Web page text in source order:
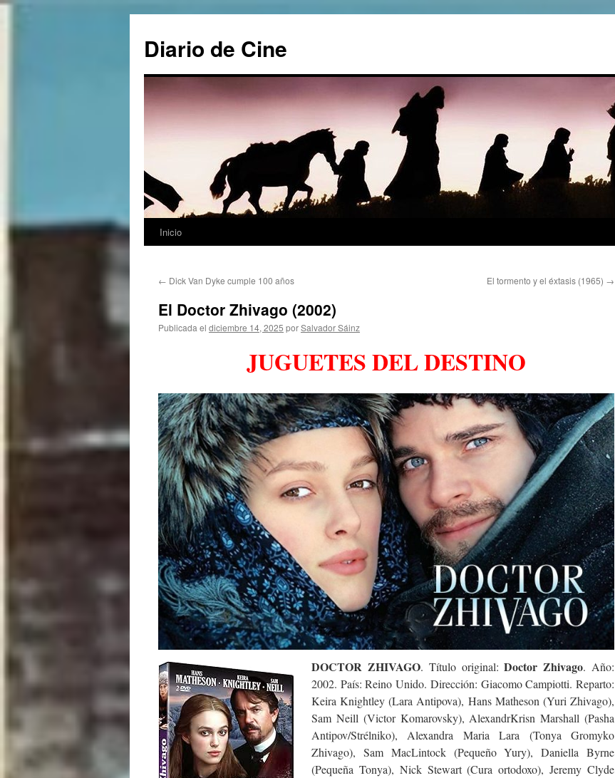
contenido
Diario de Cine
Inicio
← Dick Van Dyke cumple 100 años El tormento y el éxtasis (1965) →
El Doctor Zhivago (2002)
Publicada el diciembre 14, 2025 porSalvador Sáinz
JUGUETES DEL DESTINO
DOCTOR ZHIVAGO. Título original:Doctor Zhivago. Año:
2002. País: Reino Unido. Dirección: Giacomo Campiotti. Reparto:
Keira Knightley (Lara Antipova), Hans Matheson (Yuri Zhivago),
Sam Neill (Victor Komarovsky), AlexandrKrisn Marshall (Pasha
Antipov/Strélniko), Alexandra Maria Lara (Tonya Gromyko
Zhivago), Sam MacLintock (Pequeño Yury), Daniella Byrne
(Pequeña Tonya), Nick Stewart (Cura ortodoxo), Jeremy Clyde